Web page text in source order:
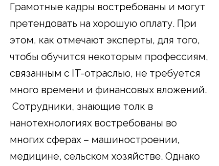
Грамотные кадры востребованы и могут
претендовать на хорошую оплату. При
этом, как отмечают эксперты, для того,
чтобы обучится некоторым профессиям,
связанным с IT-отраслью, не требуется
много времени и финансовых вложений.
Сотрудники, знающие толк в
нанотехнологиях востребованы во
многих сферах – машиностроении,
медицине, сельском хозяйстве. Однако